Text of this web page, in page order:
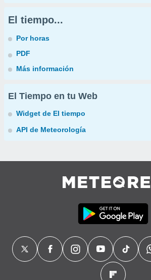
El tiempo...
Por horas
PDF
Más información
El Tiempo en tu Web
Widget de El tiempo
API de Meteorología